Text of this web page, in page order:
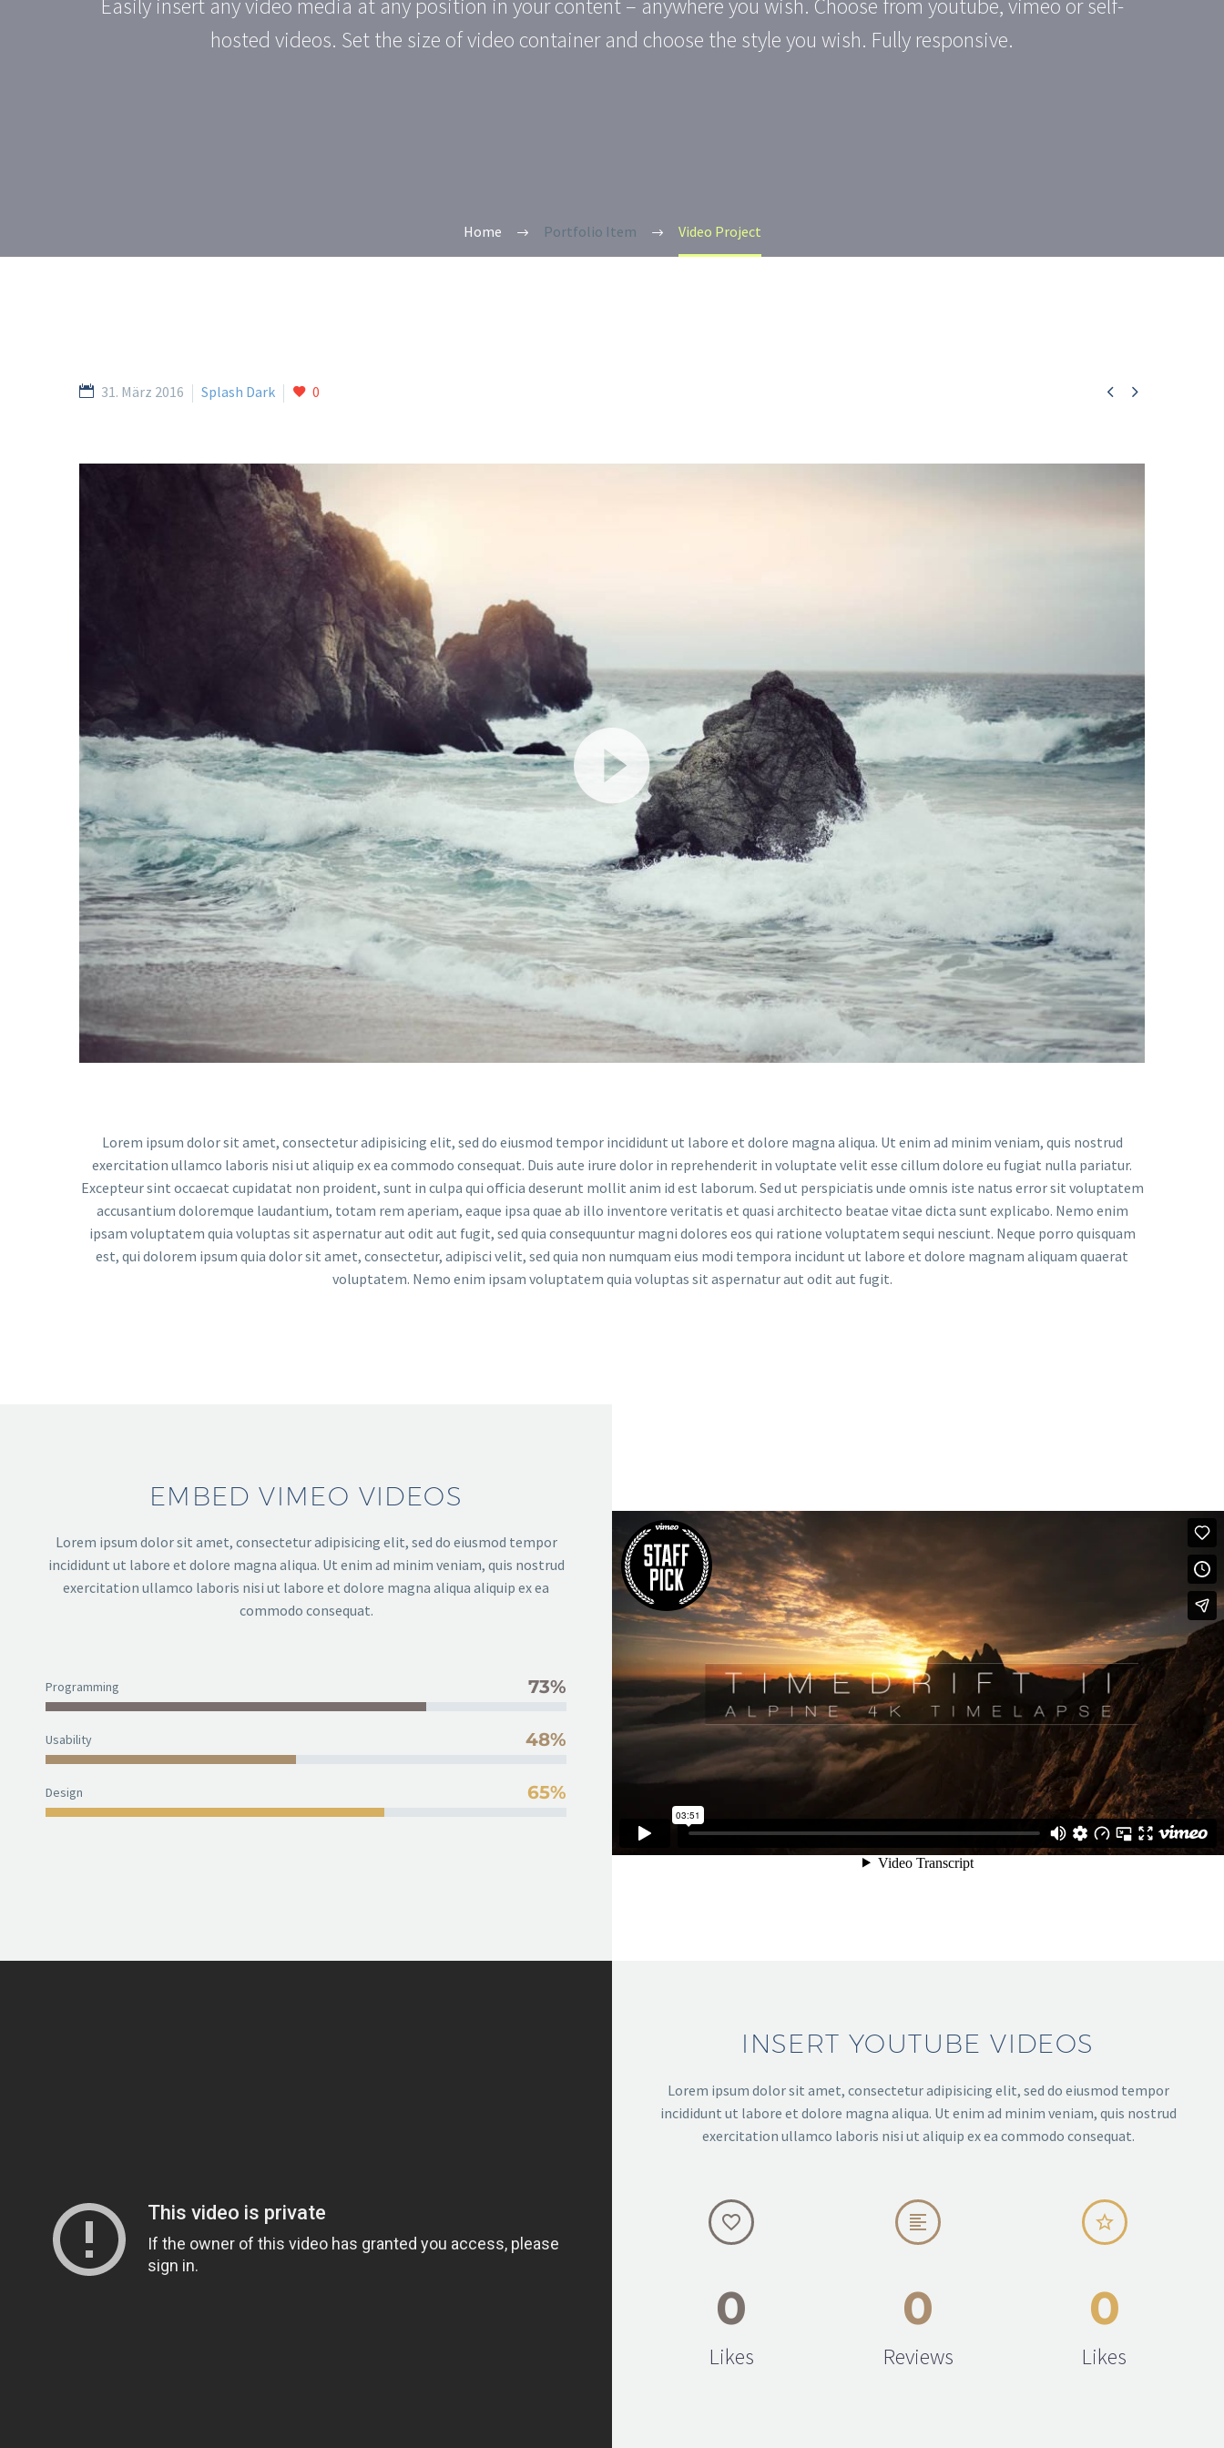
Easily insert any video media at any position in your content – anywhere you wish. Choose from youtube, vimeo or self-
hosted videos. Set the size of video container and choose the style you wish. Fully responsive.
Home Portfolio Item Video Project
 
31. März 2016 Splash Dark 0
Lorem ipsum dolor sit amet, consectetur adipisicing elit, sed do eiusmod tempor incididunt ut labore et dolore magna aliqua. Ut enim ad minim veniam, quis nostrud
exercitation ullamco laboris nisi ut aliquip ex ea commodo consequat. Duis aute irure dolor in reprehenderit in voluptate velit esse cillum dolore eu fugiat nulla pariatur.
Excepteur sint occaecat cupidatat non proident, sunt in culpa qui officia deserunt mollit anim id est laborum. Sed ut perspiciatis unde omnis iste natus error sit voluptatem
accusantium doloremque laudantium, totam rem aperiam, eaque ipsa quae ab illo inventore veritatis et quasi architecto beatae vitae dicta sunt explicabo. Nemo enim
ipsam voluptatem quia voluptas sit aspernatur aut odit aut fugit, sed quia consequuntur magni dolores eos qui ratione voluptatem sequi nesciunt. Neque porro quisquam
est, qui dolorem ipsum quia dolor sit amet, consectetur, adipisci velit, sed quia non numquam eius modi tempora incidunt ut labore et dolore magnam aliquam quaerat
voluptatem. Nemo enim ipsam voluptatem quia voluptas sit aspernatur aut odit aut fugit.
EMBED VIMEO VIDEOS
Lorem ipsum dolor sit amet, consectetur adipisicing elit, sed do eiusmod tempor
incididunt ut labore et dolore magna aliqua. Ut enim ad minim veniam, quis nostrud
exercitation ullamco laboris nisi ut labore et dolore magna aliqua aliquip ex ea
commodo consequat.
Programming 73%
Usability 48%
Design 65%
INSERT YOUTUBE VIDEOS
Lorem ipsum dolor sit amet, consectetur adipisicing elit, sed do eiusmod tempor
incididunt ut labore et dolore magna aliqua. Ut enim ad minim veniam, quis nostrud
exercitation ullamco laboris nisi ut aliquip ex ea commodo consequat.


0
Likes


0
Reviews


0
Likes